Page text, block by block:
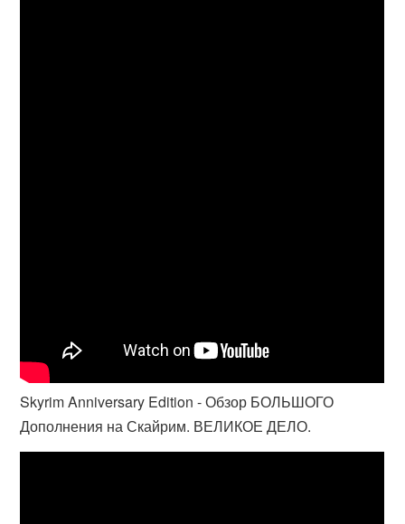
Skyrim Anniversary Edition - Обзор БОЛЬШОГО
Дополнения на Скайрим. ВЕЛИКОЕ ДЕЛО.